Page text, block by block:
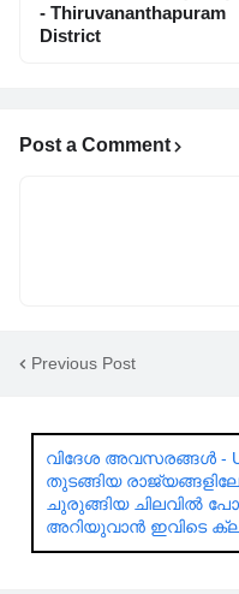
- Thiruvananthapuram
District
Post a Comment
Previous Post
വിദേശ അവസരങ്ങൾ -
തുടങ്ങിയ
ചുരുങ്ങിയ ചിലവിൽ
അറിയുവാൻ ഇവിടെ